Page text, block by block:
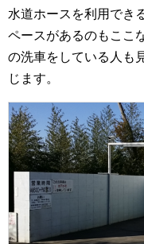
水道ホースを利用でき
ペースがあるのもここ
の洗車をしている人も
じます。